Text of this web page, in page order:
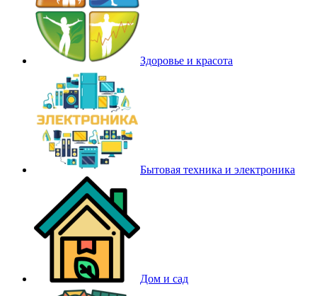
Здоровье и красота
Бытовая техника и электроника
Дом и сад